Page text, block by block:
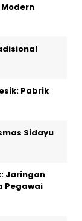
Pabrik
Sidayu
Jaringan
Pegawai